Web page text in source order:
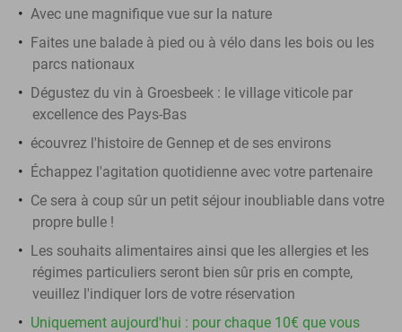
Avec une magnifique vue sur la nature
Faites une balade à pied ou à vélo dans les bois ou les
parcs nationaux
Dégustez du vin à Groesbeek : le village viticole par
excellence des Pays-Bas
écouvrez l'histoire de Gennep et de ses environs
Échappez l'agitation quotidienne avec votre partenaire
Ce sera à coup sûr un petit séjour inoubliable dans votre
propre bulle !
Les souhaits alimentaires ainsi que les allergies et les
régimes particuliers seront bien sûr pris en compte,
veuillez l'indiquer lors de votre réservation
Uniquement aujourd'hui : pour chaque 10€ que vous